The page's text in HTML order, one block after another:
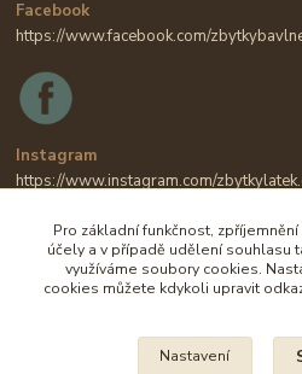
Facebook
https://www.facebook.com/
Instagram
https://www.instagram.com/
Pro základní funkčnost,
účely a v případě udělení souhlasu
využíváme soubory cookies.
cookies můžete kdykoli upravit
Nastavení